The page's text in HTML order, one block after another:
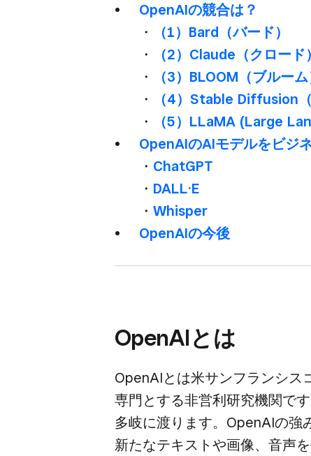
OpenAIの​競合は？
・
​（1）​Bard​（バード）
・
​（2）​Claude​（クロード）
・
（3）​BLOOM​（ブルーム
・
（4）​Stable Diffusion​
・
（5）​LLaMA (Large
OpenAIの​AIモデルを​ビジ
・ ChatGPT
・ DALL·E
・ Whisper
OpenAIの​今後
OpenAIとは
OpenAIとは​米サンフランシス
専門と​する​非営利研究機関で
多岐に​渡ります。​OpenAIの​強
新たな​テキストや​画像、​音声